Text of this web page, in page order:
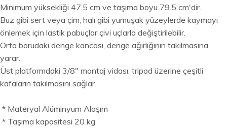
Minimum yüksekliği 47.5 cm ve taşıma boyu 79.5 cm'dir.
Buz gibi sert veya çim, halı gibi yumuşak yüzeylerde kaymayı
önlemek için lastik pabuçlar çivi uçlarla değiştirilebilir.
Orta borudaki denge kancası, denge ağırlığının takılmasına
yarar.
Üst platformdaki 3/8" montaj vidası, tripod üzerine çeşitli
kafaların takılmasını sağlar.
* Materyal Alüminyum Alaşım
* Taşıma kapasitesi 20 kg